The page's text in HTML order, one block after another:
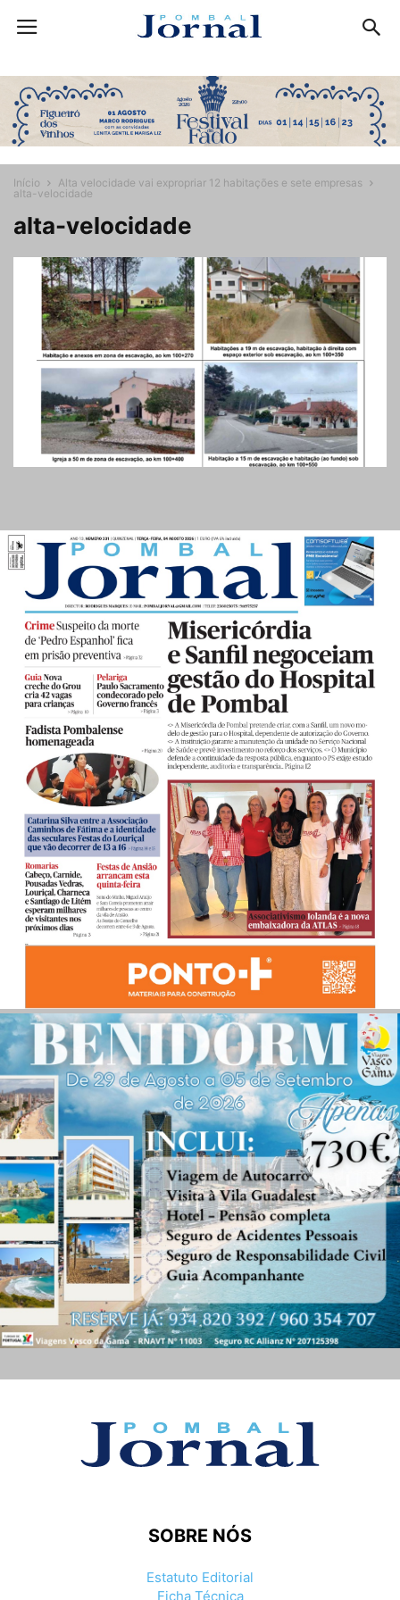
Início
Alta velocidade vai expropriar 12 habitações e sete empresas
alta-velocidade
alta-velocidade
SOBRE NÓS
Estatuto Editorial
Ficha Técnica